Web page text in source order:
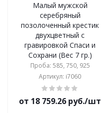
Малый мужской
серебряный
позолоченный крестик
двухцветный с
гравировкой Спаси и
Сохрани (Вес 7 гр.)
Проба: 585, 750, 925
Артикул: i7060
от 18 759.26 руб./шт